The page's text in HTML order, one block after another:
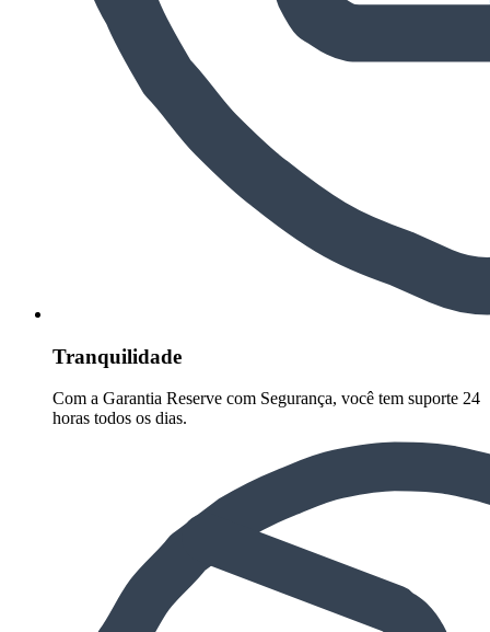
Tranquilidade
Com a Garantia Reserve com Segurança, você tem suporte 24
horas todos os dias.